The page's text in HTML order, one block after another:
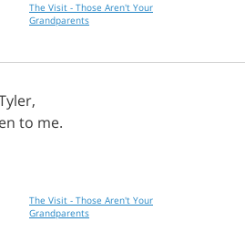
The Visit - Those Aren't Your
Grandparents
,
to me.
The Visit - Those Aren't Your
Grandparents